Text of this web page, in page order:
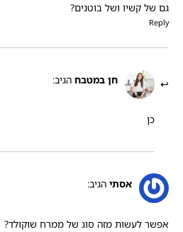
גם של קשיו ושל בוטנים?
Reply
חן במטבח הגיב:
כן
אסתי הגיב:
אפשר לעשות מזה סוג של ממרח שוקולד?